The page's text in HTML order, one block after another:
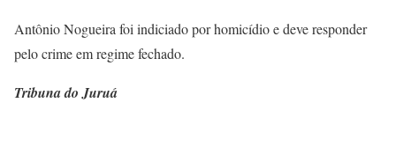
Antônio Nogueira foi indiciado por homicídio e deve responder
pelo crime em regime fechado.
Tribuna do Juruá